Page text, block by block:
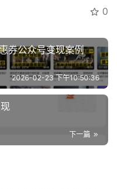
0
券公众号变现案例
2026-02-23 下午10:50:36
下一篇